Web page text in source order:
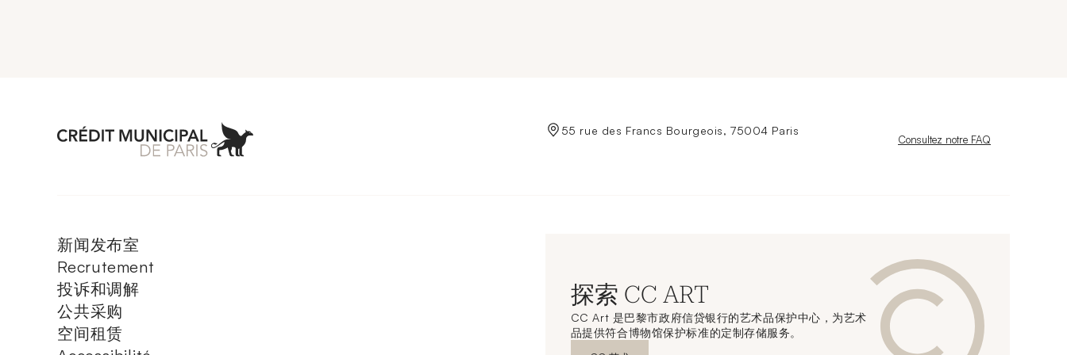
Aller à l'accueil de Crédit Municipal de Paris 55 rue des Francs Bourgeois, 75004 Paris
Nouvelle fenêtre
Consultez notre FAQ
新闻发布室
Recrutement
投诉和调解
公共采购
空间租赁
探索 CC ART
CC Art 是巴黎市政府信贷银行的艺术品保护中心，为艺术
品提供符合博物馆保护标准的定制存储服务。